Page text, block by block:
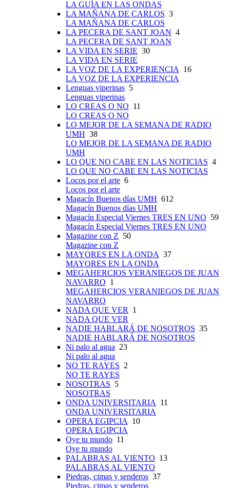
LA GUÍA EN LAS ONDAS
LA MAÑANA DE CARLOS 3
LA MAÑANA DE CARLOS
LA PECERA DE SANT JOAN 4
LA PECERA DE SANT JOAN
LA VIDA EN SERIE 30
LA VIDA EN SERIE
LA VOZ DE LA EXPERIENCIA
16
LA VOZ DE LA EXPERIENCIA
Lenguas viperinas 5
Lenguas viperinas
LO CREAS O NO 11
LO CREAS O NO
LO MEJOR DE LA SEMANA DE RADIO
UMH 38
LO MEJOR DE LA SEMANA DE RADIO
UMH
LO QUE NO CABE EN LAS NOTICIAS 4
LO QUE NO CABE EN LAS NOTICIAS
Locos por el arte 6
Locos por el arte
Magacín Buenos días UMH 612
Magacín Buenos días UMH
Magacín Especial Viernes TRES EN UNO 59
Magacín Especial Viernes TRES EN UNO
Magazine con Z 50
Magazine con Z
MAYORES EN LA ONDA 37
MAYORES EN LA ONDA
MEGAHERCIOS VERANIEGOS DE JUAN
NAVARRO 1
MEGAHERCIOS VERANIEGOS DE JUAN
NAVARRO
NADA QUE VER
1
NADA QUE VER
NADIE HABLARÁ DE NOSOTROS 35
NADIE HABLARÁ DE NOSOTROS
Ni palo al agua 23
Ni palo al agua
NO TE RAYES 2
NO TE RAYES
NOSOTRAS 5
NOSOTRAS
ONDA UNIVERSITARIA
11
ONDA UNIVERSITARIA
OPERA EGIPCIA
10
OPERA EGIPCIA
Oye tu mundo 11
Oye tu mundo
PALABRAS AL VIENTO 13
PALABRAS AL VIENTO
Piedras, cimas y senderos 37
Piedras, cimas y senderos